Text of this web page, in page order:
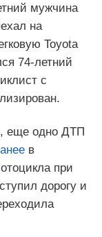
мужчина
на
Toyota
74-летний
с
еще одно ДТП
в
при
дорогу и